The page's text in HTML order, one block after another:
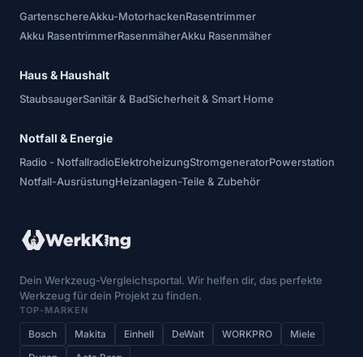
GartenschereAkku-MotorhackenRasentrimmer
Akku RasentrimmerRasenmäherAkku Rasenmäher
Haus & Haushalt
StaubsaugerSanitär & BadSicherheit & Smart Home
Notfall & Energie
Radio - NotfallradioElektroheizungStromgeneratorPowerstation
Notfall-AusrüstungHeizanlagen-Teile & Zubehör
Dein Werkzeug-Vergleichsportal. Wir helfen dir, das perfekte
Werkzeug für dein Projekt zu finden.
TOP-MARKEN
Bosch Makita Einhell DeWalt WORKPRO
Miele